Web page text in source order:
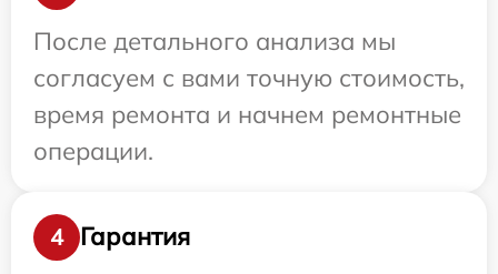
После детального анализа мы
согласуем с вами точную стоимость,
время ремонта и начнем ремонтные
операции.
4
Гарантия